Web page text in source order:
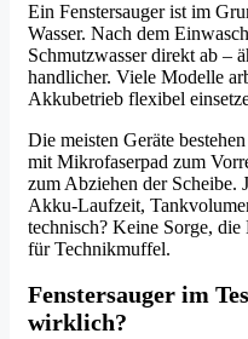
Ein Fenstersauger ist im
Wasser. Nach dem
Schmutzwasser direkt ab –
handlicher. Viele Modelle
Akkubetrieb flexibel
Die meisten Geräte
mit Mikrofaserpad zum
zum Abziehen der Scheibe.
Akku-Laufzeit,
technisch? Keine Sorge,
für Technikmuffel.
Fenstersauger im
wirklich?